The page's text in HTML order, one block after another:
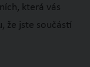
která vás
že jste součástí